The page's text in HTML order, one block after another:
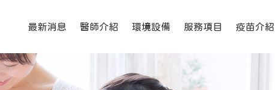
,冷凍精卵,精卵捐贈,精卵受贈
最新消息 醫師介紹 環境設備 服務項目 疫苗介紹